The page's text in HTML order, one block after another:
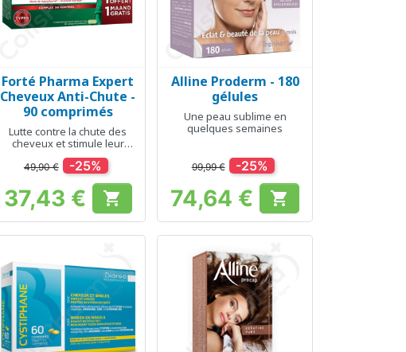
Aperçu rapide
Forté Pharma Expert
Cheveux Anti-Chute -
90 comprimés
Lutte contre la chute des
cheveux et stimule leur
repousse
49,90 € -25%
Prix
37,43 € 
Aperçu rapide
Alline Proderm - 180
gélules
Une peau sublime en
quelques semaines
99,99 € -25%
Prix
74,64 € 